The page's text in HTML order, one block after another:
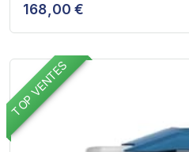
168,00 €
TOP VENTES